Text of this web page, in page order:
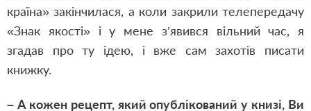
країна» закінчилася, а коли закрили телепередачу
«Знак якості» і у мене з’явився вільний час, я
згадав про ту ідею, і вже сам захотів писати
книжку.
– А кожен рецепт, який опублікований у книзі, Ви